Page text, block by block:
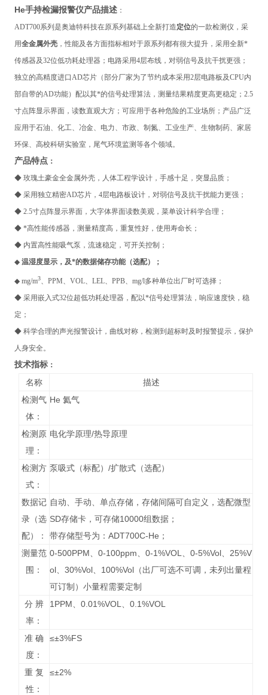
He手持检漏报警仪产品描述：
ADT700系列 是奥迪特科技在原系列基础上全新打造定位的一款检测仪，采
用全金属外壳，性能及各方面指标相对于原系列都有很大提升，采用全新*
传感器及32位低功耗处理器；电路采用4层布线，对弱信号及抗干扰更强；
独立的高精度进口AD芯片（部分厂家为了节约成本采用2层电路板及CPU内
部自带的AD功能）配以其*的信号处理算法，测量结果精度更高更稳定；2.5
寸点阵显示界面，读数直观大方；可应用于各种危险的工业场所；产品广泛
应用于石油、化工、冶金、电力、市政、制氮、工业生产、生物制药、家居
环保、高校科研实验室，尾气环境监测等各个领域。
产品特点 ：
◆ 玫瑰土豪金全金属外壳，人体工程学设计，手感十足，突显品质；
◆ 采用独立精密AD芯片，4层电路板设计，对弱信号及抗干扰能力更强；
◆ 2.5寸点阵显示界面，大字体界面读数美观，菜单设计科学合理；
◆ *高性能传感器，测量精度高，重复性好，使用寿命长；
◆ 内置高性能吸气泵，流速稳定，可开关控制；
◆温湿度显示，及*的数据储存功能（选配）；
◆ mg/m3、PPM、VOL、LEL、PPB、mg/l多种单位出厂时可选择；
◆ 采用嵌入式32位超低功耗处理器，配以*信号处理算法，响应速度快，稳
定；
◆ 科学合理的声光报警设计，曲线对称，检测到超标时及时报警提示，保护
人身安全。
技术指标：
名称
描述
检测气
体：
He 氦气
检测原
理：
电化学原理/热导原理
检测方
式：
泵吸式（标配）/扩散式（选配）
数据记
录（选
配）：
自动、手动、单点存储，存储间隔可自定义，选配微型
SD存储卡，可存储10000组数据；
带存储型号为：ADT700C-He；
测量范
围：
0-500PPM、0-100ppm、0-1%VOL、0-5%Vol、25%V
ol、30%Vol、100%Vol（出厂可选不可调，未列出量程
可订制）小量程需要定制
分 辨
率：
1PPM、0.01%VOL、0.1%VOL
准 确
度：
≤±3%FS
重 复
性：
≤±2%